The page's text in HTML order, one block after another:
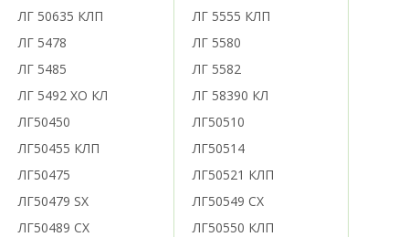
ЛГ 50635 КЛП
ЛГ 5478
ЛГ 5485
ЛГ 5492 ХО КЛ
ЛГ 5555 КЛП
ЛГ 5580
ЛГ 5582
ЛГ 58390 КЛ
ЛГ50450
ЛГ50455 КЛП
ЛГ50475
ЛГ50479 SX
ЛГ50489 СX
ЛГ50510
ЛГ50514
ЛГ50521 КЛП
ЛГ50549 CX
ЛГ50550 КЛП